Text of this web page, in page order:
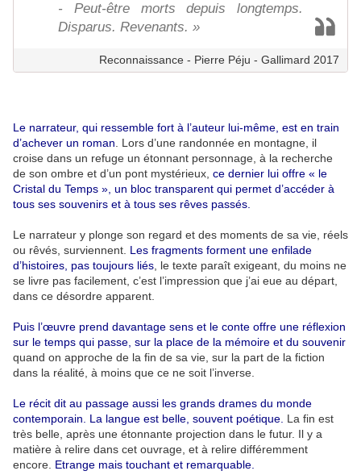
- Peut-être morts depuis longtemps.
Disparus. Revenants. »
Reconnaissance - Pierre Péju - Gallimard 2017
Le narrateur, qui ressemble fort à l’auteur lui-même, est en train
d’achever un roman . Lors d’une randonnée en montagne, il
croise dans un refuge un étonnant personnage, à la recherche
de son ombre et d’un pont mystérieux, ce dernier lui offre « le
Cristal du Temps », un bloc transparent qui permet d’accéder à
tous ses souvenirs et à tous ses rêves passés.
Le narrateur y plonge son regard et des moments de sa vie, réels
ou rêvés, surviennent. Les fragments forment une enfilade
d’histoires, pas toujours liés , le texte paraît exigeant, du moins ne
se livre pas facilement, c’est l’impression que j’ai eue au départ,
dans ce désordre apparent.
Puis l’œuvre prend davantage sens et le conte offre une réflexion
sur le temps qui passe, sur la place de la mémoire et du souvenir
quand on approche de la fin de sa vie, sur la part de la fiction
dans la réalité, à moins que ce ne soit l’inverse.
Le récit dit au passage aussi les grands drames du monde
contemporain. La langue est belle, souvent poétique. La fin est
très belle, après une étonnante projection dans le futur. Il y a
matière à relire dans cet ouvrage, et à relire différemment
encore. Etrange mais touchant et remarquable.